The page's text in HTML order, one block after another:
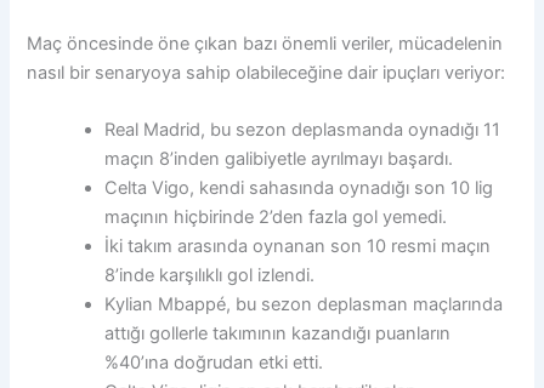
Maç öncesinde öne çıkan bazı önemli veriler, mücadelenin
nasıl bir senaryoya sahip olabileceğine dair ipuçları veriyor:
Real Madrid, bu sezon deplasmanda oynadığı 11
maçın 8’inden galibiyetle ayrılmayı başardı.
Celta Vigo, kendi sahasında oynadığı son 10 lig
maçının hiçbirinde 2’den fazla gol yemedi.
İki takım arasında oynanan son 10 resmi maçın
8’inde karşılıklı gol izlendi.
Kylian Mbappé, bu sezon deplasman maçlarında
attığı gollerle takımının kazandığı puanların
%40’ına doğrudan etki etti.